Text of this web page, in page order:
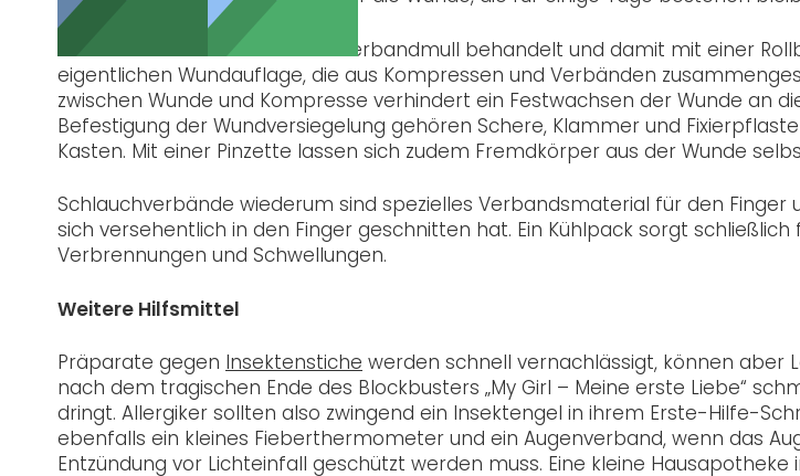
Größere Wunden werden mit Verbandmull behandelt und damit mit einer
eigentlichen Wundauflage, die aus Kompressen und Verbänden
zwischen Wunde und Kompresse verhindert ein Festwachsen der Wunde an
Befestigung der Wundversiegelung gehören Schere, Klammer und
Kasten. Mit einer Pinzette lassen sich zudem Fremdkörper aus der Wunde
Schlauchverbände wiederum sind spezielles Verbandsmaterial für den Finger
sich versehentlich in den Finger geschnitten hat. Ein Kühlpack sorgt schließlich
Verbrennungen und Schwellungen.
Weitere Hilfsmittel
Präparate gegen Insektenstiche werden schnell vernachlässigt, können aber
nach dem tragischen Ende des Blockbusters „My Girl – Meine erste Liebe“
dringt. Allergiker sollten also zwingend ein Insektengel in ihrem Erste-Hilfe-
ebenfalls ein kleines Fieberthermometer und ein Augenverband, wenn das
Entzündung vor Lichteinfall geschützt werden muss. Eine kleine Hausapotheke